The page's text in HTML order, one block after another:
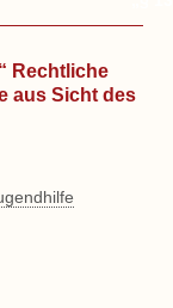
Rechtliche
aus Sicht des